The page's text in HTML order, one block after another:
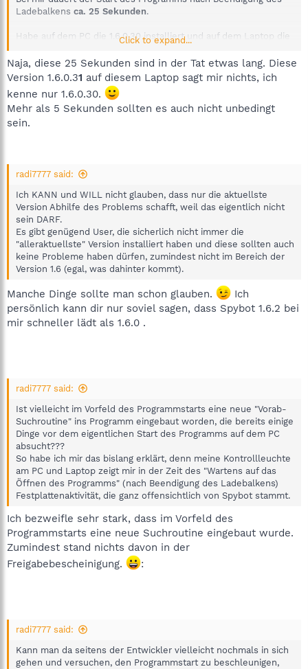
Ladebalkens ca. 25 Sekunden.
Habe auf dem PC die 1.6.0.30 installiert und auf dem Laptop die
Früher verlief der Start recht zügig und das Programm wurde
nach ca. 4 Sekunden geöffnet.
Click to expand...
Naja, diese 25 Sekunden sind in der Tat etwas lang. Diese
Version 1.6.0.31 auf diesem Laptop sagt mir nichts, ich
kenne nur 1.6.0.30.
Mehr als 5 Sekunden sollten es auch nicht unbedingt
sein.
radi7777 said:
Ich KANN und WILL nicht glauben, dass nur die aktuellste
Version Abhilfe des Problems schafft, weil das eigentlich nicht
sein DARF.
Es gibt genügend User, die sicherlich nicht immer die
"alleraktuellste" Version installiert haben und diese sollten auch
keine Probleme haben dürfen, zumindest nicht im Bereich der
Version 1.6 (egal, was dahinter kommt).
Manche Dinge sollte man schon glauben.
Ich
persönlich kann dir nur soviel sagen, dass Spybot 1.6.2 bei
mir schneller lädt als 1.6.0 .
radi7777 said:
Ist vielleicht im Vorfeld des Programmstarts eine neue "Vorab-
Suchroutine" ins Programm eingebaut worden, die bereits einige
Dinge vor dem eigentlichen Start des Programms auf dem PC
absucht???
So habe ich mir das bislang erklärt, denn meine Kontrollleuchte
am PC und Laptop zeigt mir in der Zeit des "Wartens auf das
Öffnen des Programms" (nach Beendigung des Ladebalkens)
Festplattenaktivität, die ganz offensichtlich von Spybot stammt.
Ich bezweifle sehr stark, dass im Vorfeld des
Programmstarts eine neue Suchroutine eingebaut wurde.
Zumindest stand nichts davon in der
Freigabebescheinigung.
:
radi7777 said:
Kann man da seitens der Entwickler vielleicht nochmals in sich
gehen und versuchen, den Programmstart zu beschleunigen,